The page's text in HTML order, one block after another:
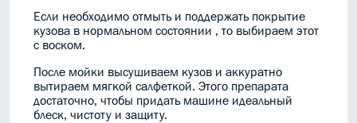
Если необходимо отмыть и поддержать покрытие
кузова в нормальном состоянии , то выбираем этот
с воском.
После мойки высушиваем кузов и аккуратно
вытираем мягкой салфеткой. Этого препарата
достаточно, чтобы придать машине идеальный
блеск, чистоту и защиту.